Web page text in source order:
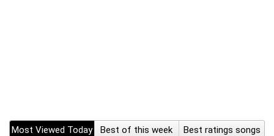
Most Viewed Today Best of this week
Best ratings songs